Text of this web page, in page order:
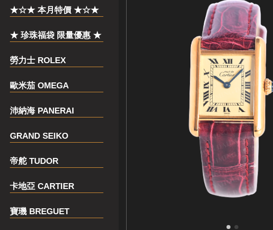
★☆★ 本月特價 ★☆★
★ 珍珠福袋 限量優惠 ★
勞力士 ROLEX
歐米茄 OMEGA
沛納海 PANERAI
GRAND SEIKO
帝舵 TUDOR
卡地亞 CARTIER
寶璣 BREGUET